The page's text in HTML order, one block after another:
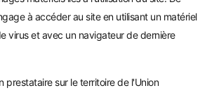
à accéder au site en utilisant un matériel
virus et avec un navigateur de dernière
prestataire sur le territoire de l'Union